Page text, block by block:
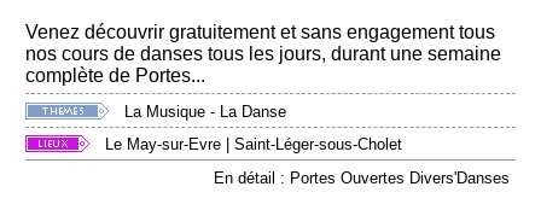
Venez découvrir gratuitement et sans engagement tous
nos cours de danses tous les jours, durant une semaine
complète de Portes...
La Musique - La Danse
Le May-sur-Evre |Saint-Léger-sous-Cholet
En détail : Portes Ouvertes Divers'Danses